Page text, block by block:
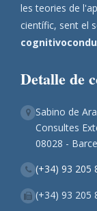
les teories de
científic, sent el
Detalle de
Sabino de
Consultes
08028 -
(+34) 93 205
(+34) 93 205